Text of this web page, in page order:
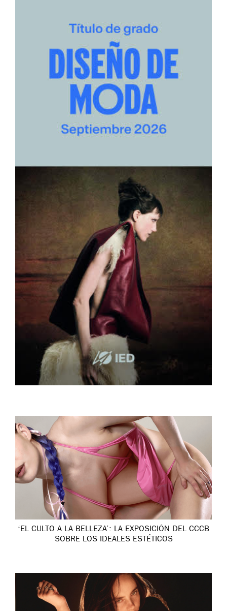
‘EL CULTO A LA BELLEZA’: LA EXPOSICIÓN DEL CCCB
SOBRE LOS IDEALES ESTÉTICOS